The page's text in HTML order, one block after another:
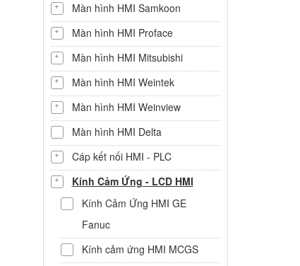
Màn hình HMI Samkoon
Màn hình HMI Proface
Màn hình HMI Mitsubishi
Màn hình HMI Weintek
Màn hình HMI Weinview
Màn hình HMI Delta
Cáp kết nối HMI - PLC
Kính Cảm Ứng - LCD HMI
Kính Cảm Ứng HMI GE
Fanuc
Kính cảm ứng HMI MCGS